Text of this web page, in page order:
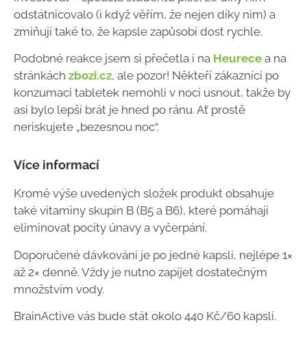
odstátnicovalo (i když věřím, že nejen díky nim) a
zmiňují také to, že kapsle zapůsobí dost rychle.
Podobné reakce jsem si přečetla i na Heurece a na
stránkách zbozi.cz, ale pozor! Někteří zákazníci po
konzumaci tabletek nemohli v noci usnout, takže by
asi bylo lepší brát je hned po ránu. Ať prostě
neriskujete „bezesnou noc“.
Více informací
Kromě výše uvedených složek produkt obsahuje
také vitaminy skupin B (B5 a B6), které pomáhají
eliminovat pocity únavy a vyčerpání.
Doporučené dávkování je po jedné kapsli, nejlépe 1×
až 2× denně. Vždy je nutno zapíjet dostatečným
množstvím vody.
BrainActive vás bude stát okolo 440 Kč/60 kapslí.